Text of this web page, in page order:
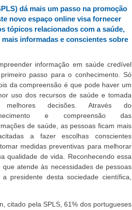
dá mais um passo na promoção
novo espaço online visa fornecer
tópicos relacionados com a saúde,
informadas e conscientes sobre
informação em saúde credível
passo para o conhecimento. Só
da compreensão é que pode haver um
uso dos recursos de saúde e tomada
decisões. Através do
e compreensão das
de saúde, as pessoas ficam mais
a fazer escolhas conscientes
medidas preventivas para melhorar
qualidade de vida. Reconhecendo essa
atende às necessidades de pessoas
presidente desta sociedade científica,
citado pela SPLS, 61% dos portugueses